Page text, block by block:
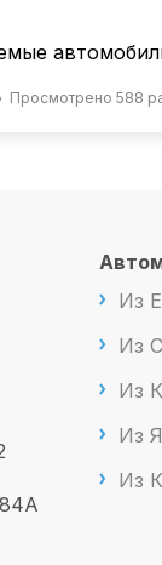
Просмотрено 588
Из
Из
Из
Из
Из